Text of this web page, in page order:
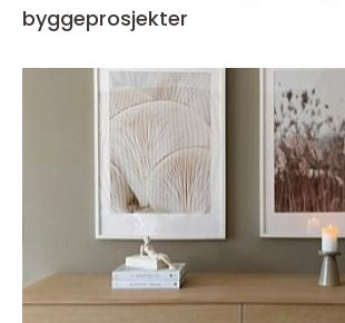
byggeprosjekter